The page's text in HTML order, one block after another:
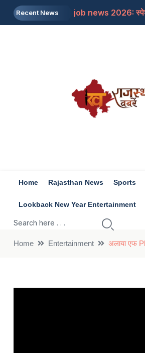
Recent News
job news 2026:
Rashifal 8 aug 2026:
Home Rajasthan News Sports
Lookback New Year Entertainment
Home Entertainment अलाया एफ